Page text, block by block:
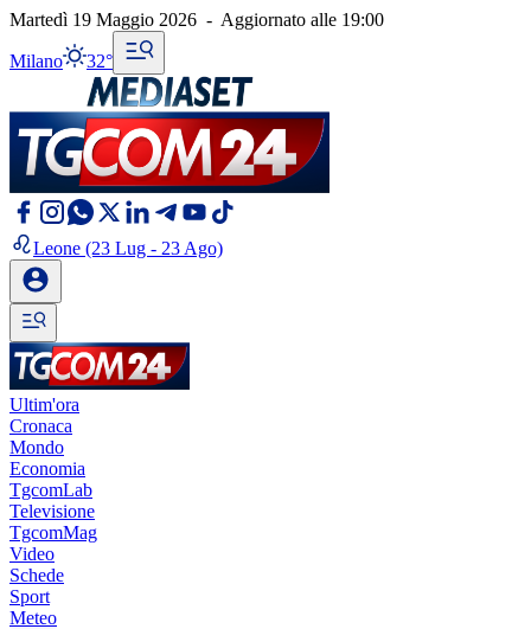
Martedì 19 Maggio 2026 - Aggiornato alle 19:00
Milano 32°
Leone (23 Lug - 23 Ago)
Ultim'ora
Cronaca
Mondo
Economia
TgcomLab
Televisione
TgcomMag
Video
Schede
Sport
Meteo